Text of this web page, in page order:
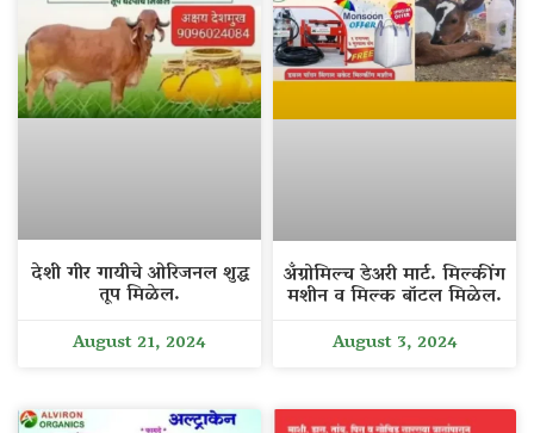
देशी गीर गायीचे ओरिजनल शुद्ध
तूप मिळेल.
August 21, 2024
अँग्रोमिल्च डेअरी मार्ट. मिल्कींग
मशीन व मिल्क बॉटल मिळेल.
August 3, 2024